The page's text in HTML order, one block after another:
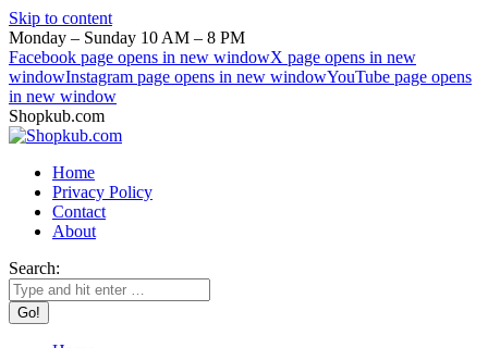
Skip to content
Monday – Sunday 10 AM – 8 PM
Facebook page opens in new windowX page opens in new
windowInstagram page opens in new windowYouTube page opens
in new window
Shopkub.com
Home
Privacy Policy
Contact
About
Search: